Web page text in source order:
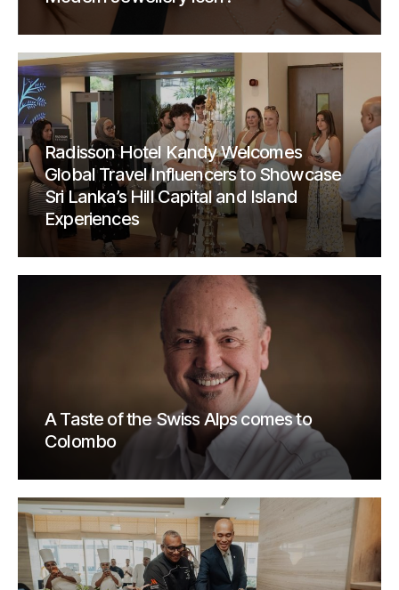
Radisson Hotel Kandy Welcomes
Global Travel Influencers to Showcase
Sri Lanka’s Hill Capital and Island
Experiences
A Taste of the Swiss Alps comes to
Colombo